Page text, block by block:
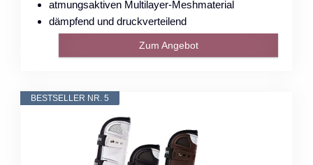
atmungsaktiven Multilayer-Meshmaterial
dämpfend und druckverteilend
Zum Angebot
BESTSELLER NR. 5